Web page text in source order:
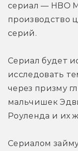
сериал — HBO
производство
серий.
Сериал будет
исследовать
через призму
мальчишек
Роуленда и их
Сериалом